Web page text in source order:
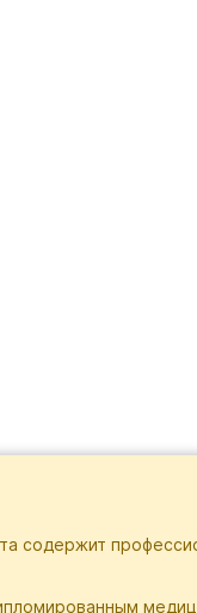
содержит